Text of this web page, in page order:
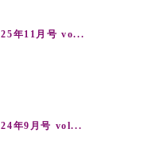
年11月号 vo...
年9月号 vol...